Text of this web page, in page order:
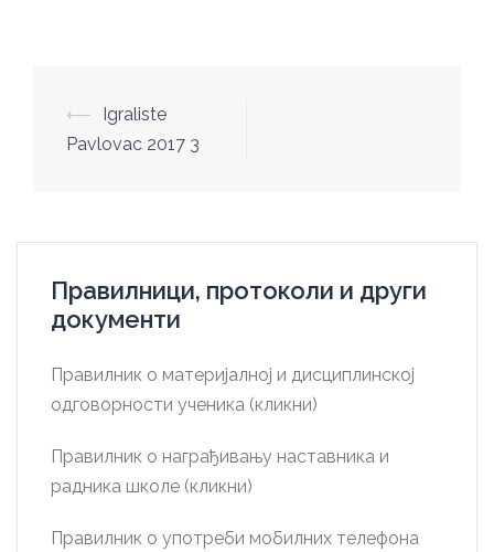
Post
navigation
⟵
Igraliste
Pavlovac 2017 3
Правилници, протоколи и други
документи
Правилник о материјалној и дисциплинској
одговорности ученика (кликни)
Правилник о награђивању наставника и
радника школе (кликни)
Правилник о употреби мобилних телефона